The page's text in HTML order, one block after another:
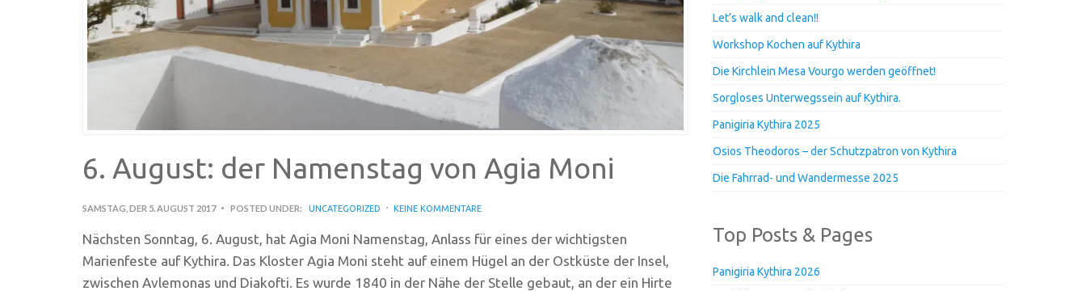
6. August: der Namenstag von Agia Moni
SAMSTAG, DER 5. AUGUST 2017 POSTED UNDER: UNCATEGORIZED KEINE KOMMENTARE
Nächsten Sonntag, 6. August, hat Agia Moni Namenstag, Anlass für eines der wichtigsten
Marienfeste auf Kythira. Das Kloster Agia Moni steht auf einem Hügel an der Ostküste der Insel,
zwischen Avlemonas und Diakofti. Es wurde 1840 in der Nähe der Stelle gebaut, an der ein Hirte
Let’s walk and clean!!
Workshop Kochen auf Kythira
Die Kirchlein Mesa Vourgo werden geöffnet!
Sorgloses Unterwegssein auf Kythira.
Panigiria Kythira 2025
Osios Theodoros – der Schutzpatron von Kythira
Die Fahrrad- und Wandermesse 2025
Top Posts & Pages
Panigiria Kythira 2026